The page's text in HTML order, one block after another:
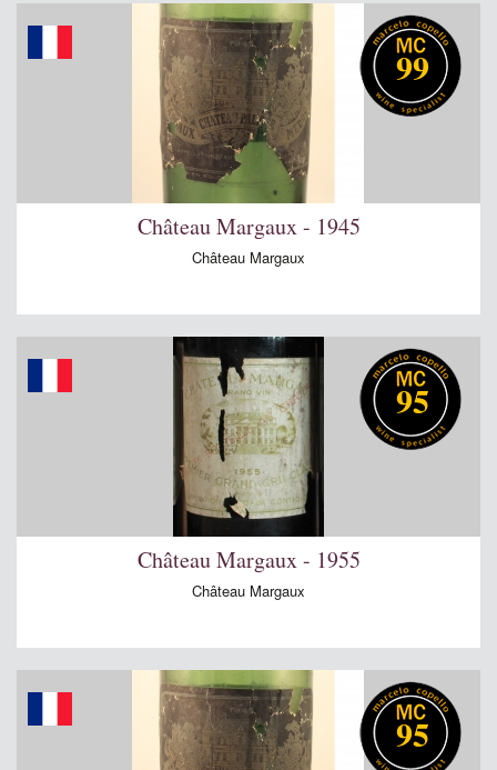
99
Château Margaux - 1945
Château Margaux
95
Château Margaux - 1955
Château Margaux
95